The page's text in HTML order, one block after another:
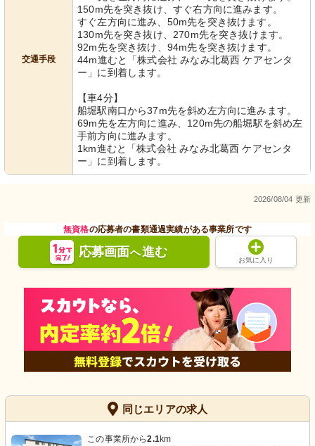
交通手段
150m先を突き抜け、すぐ右方向に進みます。
すぐ左方向に進み、50m先を突き抜けます。
130m先を突き抜け、270m先を突き抜けます。
92m先を突き抜け、94m先を突き抜けます。
44m進むと「株式会社 みなみ北葛西 ケアセンタ
ー」に到着します。
【車4分】
船堀駅南口から37m先を斜め左方向に進みます。
69m先を左方向に進み、120m先の船堀駅を斜め左
手前方向に進みます。
1km進むと「株式会社 みなみ北葛西 ケアセンタ
ー」に到着します。
2026/08/04 更新
無資格の応募者の書類通過実績がある事業所です
応募画面へ進む
お気に入り
同じエリアの求人
この事業所から2.1km